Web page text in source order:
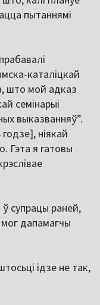
пытаннямі
каталіцкай
што мой адказ
семінарыі
выказванняў”.
ніякай
Гэта я гатовы
супрацы раней,
дапамагчы
ідзе не так,